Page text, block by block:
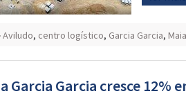
Aviludo, centro logístico, Garcia Garcia, Maia
Garcia Garcia cresce 12%